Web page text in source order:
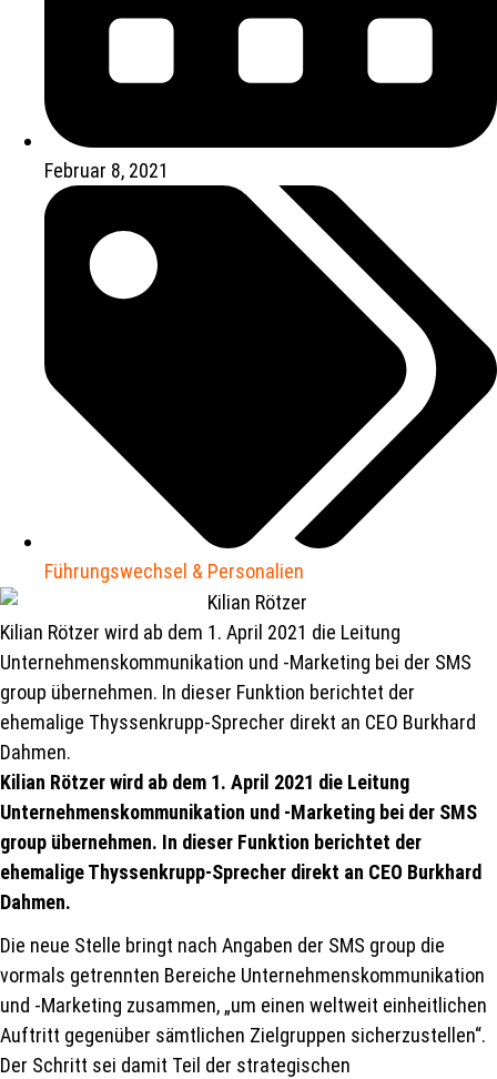
Februar 8, 2021
Führungswechsel & Personalien
Kilian Rötzer wird ab dem 1. April 2021 die Leitung
Unternehmenskommunikation und -Marketing bei der SMS
group übernehmen. In dieser Funktion berichtet der
ehemalige Thyssenkrupp-Sprecher direkt an CEO Burkhard
Dahmen.
Kilian Rötzer wird ab dem 1. April 2021 die Leitung
Unternehmenskommunikation und -Marketing bei der SMS
group übernehmen. In dieser Funktion berichtet der
ehemalige Thyssenkrupp-Sprecher direkt an CEO Burkhard
Dahmen.
Die neue Stelle bringt nach Angaben der SMS group die
vormals getrennten Bereiche Unternehmenskommunikation
und -Marketing zusammen, „um einen weltweit einheitlichen
Auftritt gegenüber sämtlichen Zielgruppen sicherzustellen“.
Der Schritt sei damit Teil der strategischen